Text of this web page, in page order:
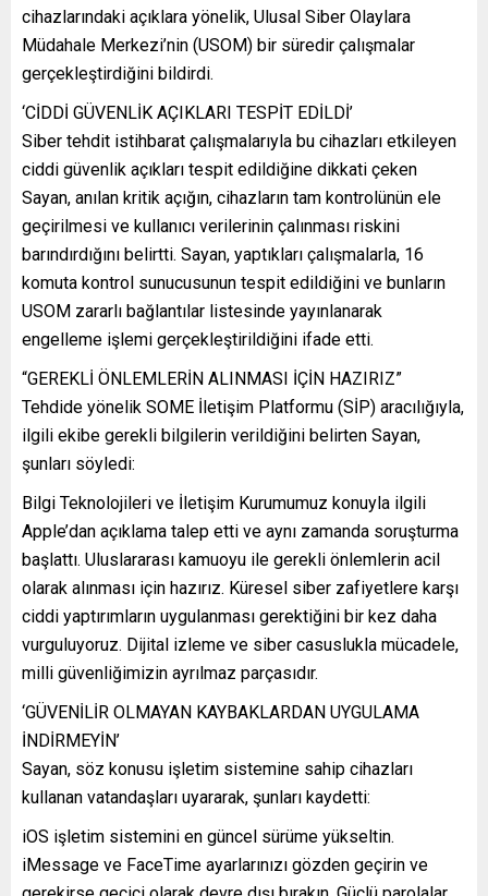
cihazlarındaki açıklara yönelik, Ulusal Siber Olaylara
Müdahale Merkezi’nin (USOM) bir süredir çalışmalar
gerçekleştirdiğini bildirdi.
‘CİDDİ GÜVENLİK AÇIKLARI TESPİT EDİLDİ’
Siber tehdit istihbarat çalışmalarıyla bu cihazları etkileyen
ciddi güvenlik açıkları tespit edildiğine dikkati çeken
Sayan, anılan kritik açığın, cihazların tam kontrolünün ele
geçirilmesi ve kullanıcı verilerinin çalınması riskini
barındırdığını belirtti. Sayan, yaptıkları çalışmalarla, 16
komuta kontrol sunucusunun tespit edildiğini ve bunların
USOM zararlı bağlantılar listesinde yayınlanarak
engelleme işlemi gerçekleştirildiğini ifade etti.
“GEREKLİ ÖNLEMLERİN ALINMASI İÇİN HAZIRIZ”
Tehdide yönelik SOME İletişim Platformu (SİP) aracılığıyla,
ilgili ekibe gerekli bilgilerin verildiğini belirten Sayan,
şunları söyledi:
Bilgi Teknolojileri ve İletişim Kurumumuz konuyla ilgili
Apple’dan açıklama talep etti ve aynı zamanda soruşturma
başlattı. Uluslararası kamuoyu ile gerekli önlemlerin acil
olarak alınması için hazırız. Küresel siber zafiyetlere karşı
ciddi yaptırımların uygulanması gerektiğini bir kez daha
vurguluyoruz. Dijital izleme ve siber casuslukla mücadele,
milli güvenliğimizin ayrılmaz parçasıdır.
‘GÜVENİLİR OLMAYAN KAYBAKLARDAN UYGULAMA
İNDİRMEYİN’
Sayan, söz konusu işletim sistemine sahip cihazları
kullanan vatandaşları uyararak, şunları kaydetti:
iOS işletim sistemini en güncel sürüme yükseltin.
iMessage ve FaceTime ayarlarınızı gözden geçirin ve